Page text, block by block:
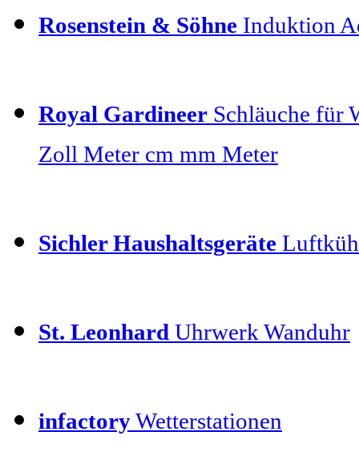
Rosenstein & Söhne Induktion
Royal Gardineer Schläuche für
Zoll Meter cm mm Meter
Sichler Haushaltsgeräte
St. Leonhard Uhrwerk Wanduhr
infactoryWetterstationen